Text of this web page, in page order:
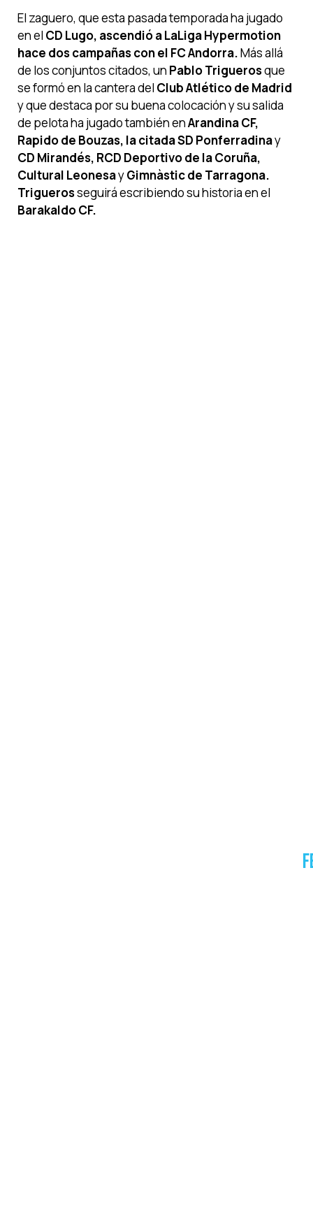
El zaguero, que esta pasada temporada ha jugado
en el CD Lugo, ascendió a LaLiga Hypermotion
hace dos campañas con el FC Andorra.Más allá
de los conjuntos citados, un Pablo Triguerosque
se formó en la cantera del Club Atlético de Madrid
y que destaca por su buena colocación y su salida
de pelota ha jugado también enArandina CF,
Rapido de Bouzas, la citada SD Ponferradinay
CD Mirandés, RCD Deportivo de la Coruña,
Cultural LeonesayGimnàstic de Tarragona.
Triguerosseguirá escribiendo su historia en el
Barakaldo CF.